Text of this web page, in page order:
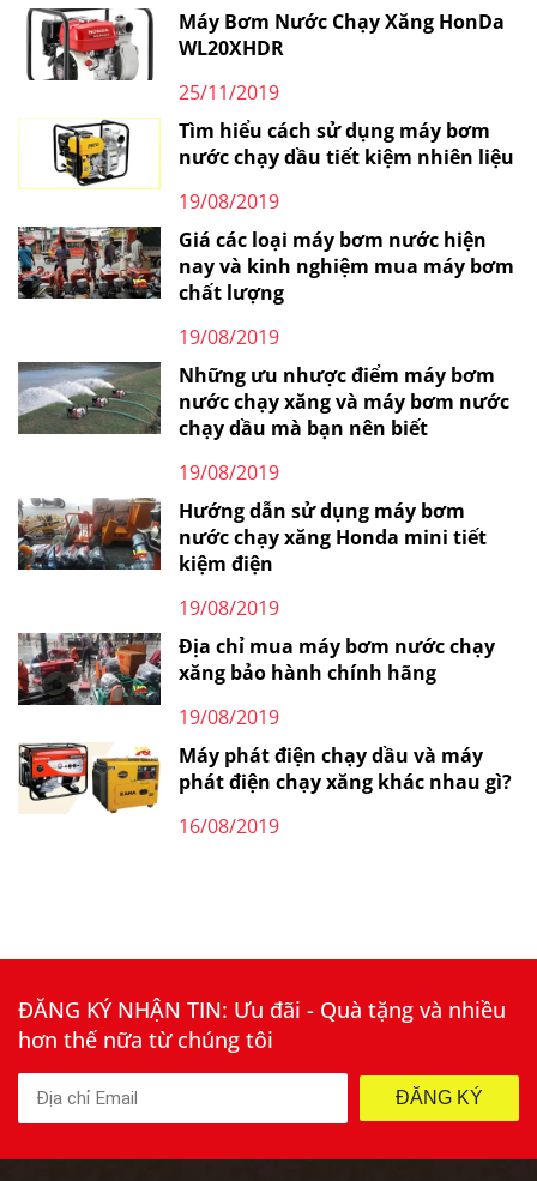
Máy Bơm Nước Chạy Xăng HonDa
WL20XHDR
25/11/2019
Tìm hiểu cách sử dụng máy bơm
nước chạy dầu tiết kiệm nhiên liệu
19/08/2019
Giá các loại máy bơm nước hiện
nay và kinh nghiệm mua máy bơm
chất lượng
19/08/2019
Những ưu nhược điểm máy bơm
nước chạy xăng và máy bơm nước
chạy dầu mà bạn nên biết
19/08/2019
Hướng dẫn sử dụng máy bơm
nước chạy xăng Honda mini tiết
kiệm điện
19/08/2019
Địa chỉ mua máy bơm nước chạy
xăng bảo hành chính hãng
19/08/2019
Máy phát điện chạy dầu và máy
phát điện chạy xăng khác nhau gì?
16/08/2019
ĐĂNG KÝ NHẬN TIN: Ưu đãi - Quà tặng và nhiều
hơn thế nữa từ chúng tôi
ĐĂNG KÝ